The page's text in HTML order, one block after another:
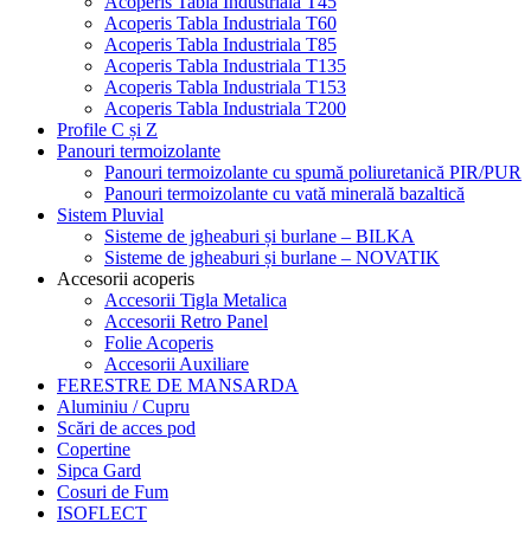
Acoperis Tabla Industriala T60
Acoperis Tabla Industriala T85
Acoperis Tabla Industriala T135
Acoperis Tabla Industriala T153
Acoperis Tabla Industriala T200
Profile C și Z
Panouri termoizolante
Panouri termoizolante cu spumă poliuretanică PIR/PUR
Panouri termoizolante cu vată minerală bazaltică
Sistem Pluvial
Sisteme de jgheaburi și burlane – BILKA
Sisteme de jgheaburi și burlane – NOVATIK
Accesorii acoperis
Accesorii Tigla Metalica
Accesorii Retro Panel
Folie Acoperis
Accesorii Auxiliare
FERESTRE DE MANSARDA
Aluminiu / Cupru
Scări de acces pod
Copertine
Sipca Gard
Cosuri de Fum
ISOFLECT